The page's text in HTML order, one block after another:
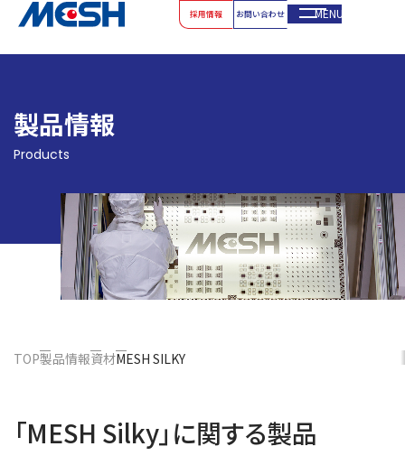
MENU
採用情報 お問い合わせ
製品情報
Products
TOP製品情報資材MESH SILKY
「MESH Silky」に関する製品